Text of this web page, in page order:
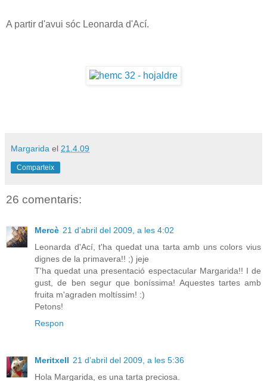
A partir d'avui sóc Leonarda d'Ací.
Margarida el 21.4.09
Comparteix
26 comentaris:
Mercè 21 d’abril del 2009, a les 4:02
Leonarda d'Ací, t'ha quedat una tarta amb uns colors vius
dignes de la primavera!! ;) jeje
T'ha quedat una presentació espectacular Margarida!! I de
gust, de ben segur que boníssima! Aquestes tartes amb
fruita m'agraden moltíssim! :)
Petons!
Respon
Meritxell 21 d’abril del 2009, a les 5:36
Hola Margarida, es una tarta preciosa.